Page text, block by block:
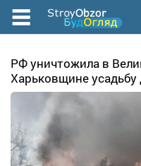
Перейти
до
вмісту
РФ уничтожила в
Харьковщине